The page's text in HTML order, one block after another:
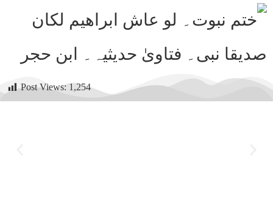
Post Views: 1,254